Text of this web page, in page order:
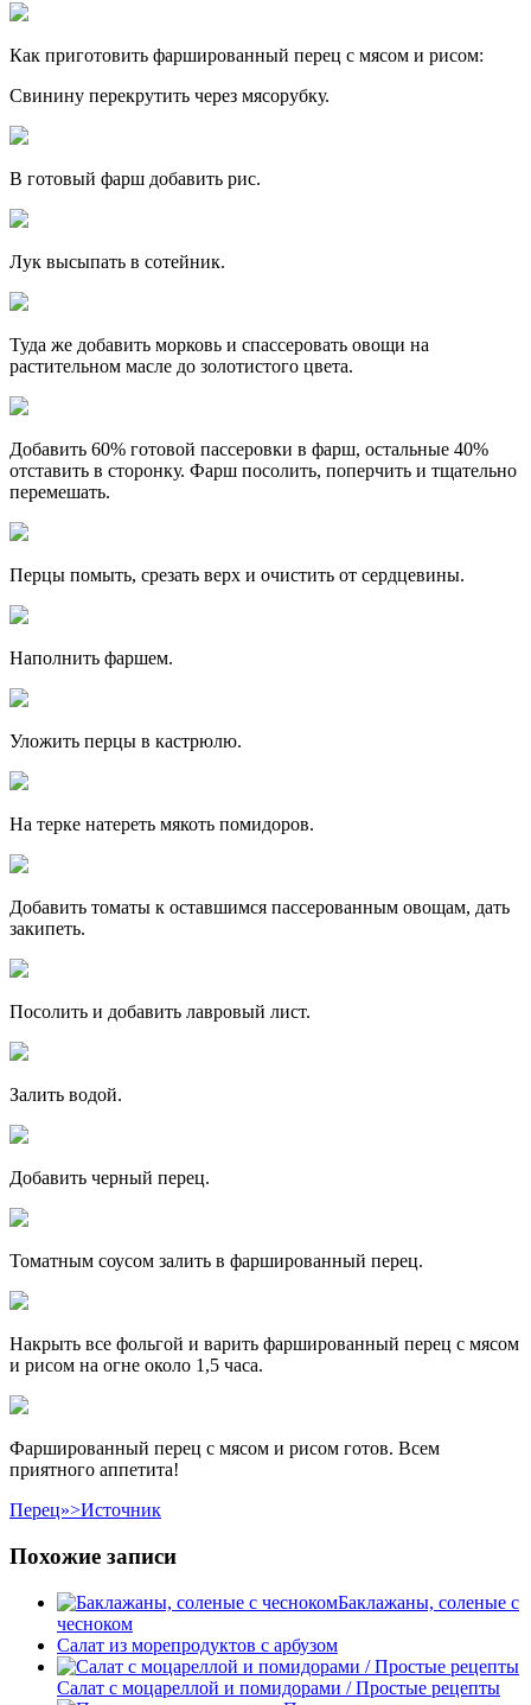
Как приготовить фаршированный перец с мясом и рисом:
Свинину перекрутить через мясорубку.
В готовый фарш добавить рис.
Лук высыпать в сотейник.
Туда же добавить морковь и спассеровать овощи на
растительном масле до золотистого цвета.
Добавить 60% готовой пассеровки в фарш, остальные 40%
отставить в сторонку. Фарш посолить, поперчить и тщательно
перемешать.
Перцы помыть, срезать верх и очистить от сердцевины.
Наполнить фаршем.
Уложить перцы в кастрюлю.
На терке натереть мякоть помидоров.
Добавить томаты к оставшимся пассерованным овощам, дать
закипеть.
Посолить и добавить лавровый лист.
Залить водой.
Добавить черный перец.
Томатным соусом залить в фаршированный перец.
Накрыть все фольгой и варить фаршированный перец с мясом
и рисом на огне около 1,5 часа.
Фаршированный перец с мясом и рисом готов. Всем
приятного аппетита!
Перец»>Источник
Похожие записи
Баклажаны, соленые с
чесноком
Салат из морепродуктов с арбузом
Салат с моцареллой и помидорами / Простые рецепты